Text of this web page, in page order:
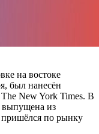
на востоке
был нанесён
New York Times. В
выпущена из
пришёлся по рынку